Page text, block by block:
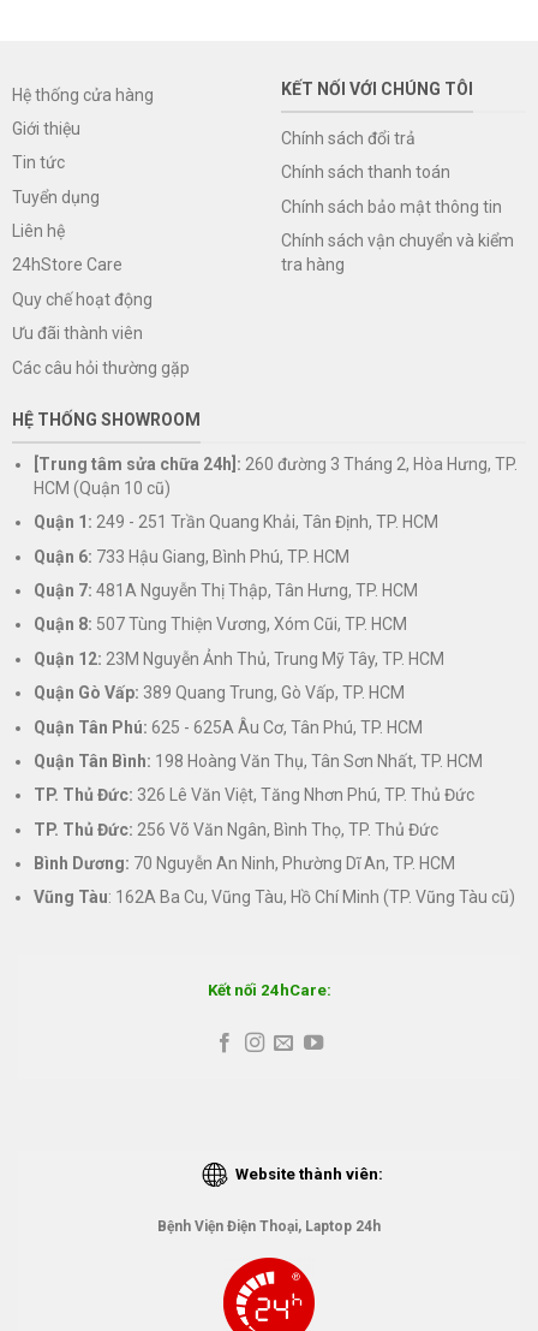
Hệ thống cửa hàng
Giới thiệu
Tin tức
Tuyển dụng
Liên hệ
24hStore Care
Quy chế hoạt động
Ưu đãi thành viên
Các câu hỏi thường gặp
KẾT NỐI VỚI CHÚNG TÔI
Chính sách đổi trả
Chính sách thanh toán
Chính sách bảo mật thông tin
Chính sách vận chuyển và kiểm
tra hàng
HỆ THỐNG SHOWROOM
[Trung tâm sửa chữa 24h]: 260 đường 3 Tháng 2, Hòa Hưng, TP.
HCM (Quận 10 cũ)
Quận 1: 249 - 251 Trần Quang Khải, Tân Định, TP. HCM
Quận 6: 733 Hậu Giang, Bình Phú, TP. HCM
Quận 7: 481A Nguyễn Thị Thập, Tân Hưng, TP. HCM
Quận 8: 507 Tùng Thiện Vương, Xóm Cũi, TP. HCM
Quận 12: 23M Nguyễn Ảnh Thủ, Trung Mỹ Tây, TP. HCM
Quận Gò Vấp: 389 Quang Trung, Gò Vấp, TP. HCM
Quận Tân Phú: 625 - 625A Âu Cơ, Tân Phú, TP. HCM
Quận Tân Bình: 198 Hoàng Văn Thụ, Tân Sơn Nhất, TP. HCM
TP. Thủ Đức: 326 Lê Văn Việt, Tăng Nhơn Phú, TP. Thủ Đức
TP. Thủ Đức: 256 Võ Văn Ngân, Bình Thọ, TP. Thủ Đức
Bình Dương: 70 Nguyễn An Ninh, Phường Dĩ An, TP. HCM
Vũng Tàu: 162A Ba Cu, Vũng Tàu, Hồ Chí Minh (TP. Vũng Tàu cũ)
Kết nối 24hCare:
Website thành viên:
Bệnh Viện Điện Thoại, Laptop 24h